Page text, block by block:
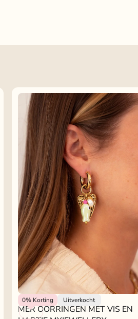
0%Korting Uitverkocht
My Jewellery
MER OORRINGEN MET VIS EN